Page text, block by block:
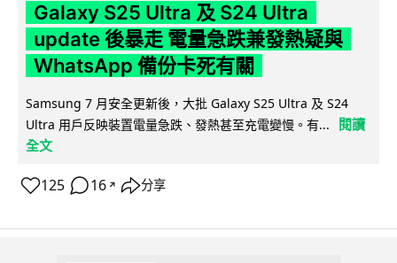
Galaxy S25 Ultra 及 S24 Ultra
update 後暴走 電量急跌兼發熱疑與
WhatsApp 備份卡死有關
Samsung 7 月安全更新後，大批 Galaxy S25 Ultra 及 S24
Ultra 用戶反映裝置電量急跌、發熱甚至充電變慢。有...
閱讀
全文
125 16 ↗ 分享